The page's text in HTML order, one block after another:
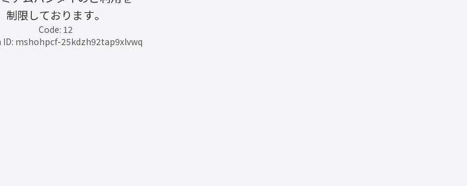
制限しております。
Code: 12
ID: mshohpcf-25kdzh92tap9xlvwq